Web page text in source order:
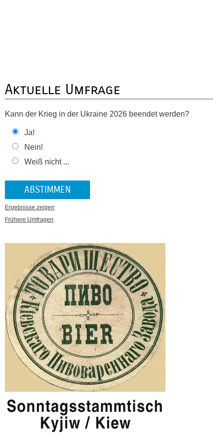
Aktuelle Umfrage
Kann der Krieg in der Ukraine 2026 beendet werden?
Ja!
Nein!
Weiß nicht ...
Ergebnisse zeigen
Frühere Umfragen